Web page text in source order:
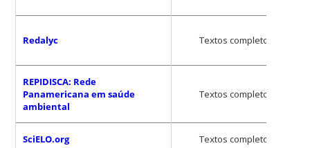
Redalyc Textos completos
REPIDISCA: Rede
Panamericana em saúde
ambiental
Textos completos
SciELO.org Textos completos